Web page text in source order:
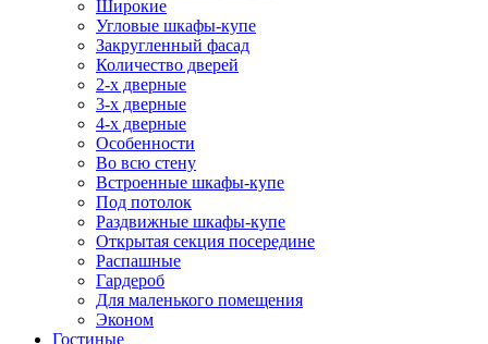
Широкие
Угловые шкафы-купе
Закругленный фасад
Количество дверей
2-х дверные
3-х дверные
4-х дверные
Особенности
Во всю стену
Встроенные шкафы-купе
Под потолок
Раздвижные шкафы-купе
Открытая секция посередине
Распашные
Гардероб
Для маленького помещения
Эконом
Гостиные